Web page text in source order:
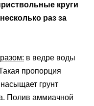
круги
раз за
в ведре воды
пропорция
грунт
Полив аммиачной